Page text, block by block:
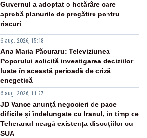
Guvernul a adoptat o hotărâre care
aprobă planurile de pregătire pentru
riscuri
6 aug. 2026, 15:18
Ana Maria Păcuraru: Televiziunea
Poporului solicită investigarea deciziilor
luate în această perioadă de criză
enegetică
6 aug. 2026, 11:27
JD Vance anunță negocieri de pace
dificile și îndelungate cu Iranul, în timp ce
Teheranul neagă existența discuțiilor cu
SUA